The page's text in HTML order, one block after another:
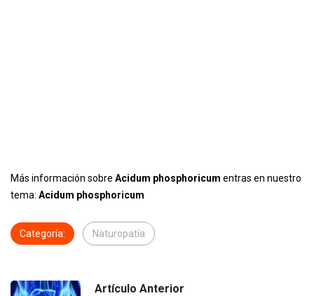
Más información sobre Acidum phosphoricum entras en nuestro
tema: Acidum phosphoricum
Categoría: Naturopatía
Artículo Anterior